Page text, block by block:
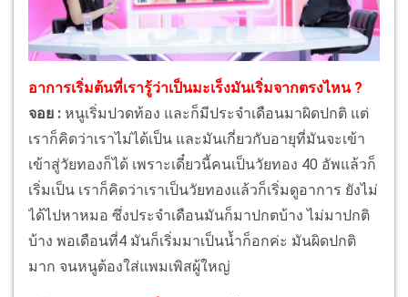
อาการเริ่มต้นที่เรารู้ว่าเป็นมะเร็งมันเริ่มจากตรงไหน ?
จอย : หนูเริ่มปวดท้อง และก็มีประจำเดือนมาผิดปกติ แต่
เราก็คิดว่าเราไม่ได้เป็น และมันเกี่ยวกับอายุที่มันจะเข้า
เข้าสู่วัยทองก็ได้ เพราะเดี๋ยวนี้คนเป็นวัยทอง 40 อัพแล้วก็
เริ่มเป็น เราก็คิดว่าเราเป็นวัยทองแล้วก็เริ่มดูอาการ ยังไม่
ได้ไปหาหมอ ซึ่งประจำเดือนมันก็มาปกตบ้าง ไม่มาปกติ
บ้าง พอเดือนที่4 มันก็เริ่มมาเป็นน้ำก็อกค่ะ มันผิดปกติ
มาก จนหนูต้องใส่แพมเพิสผู้ใหญ่